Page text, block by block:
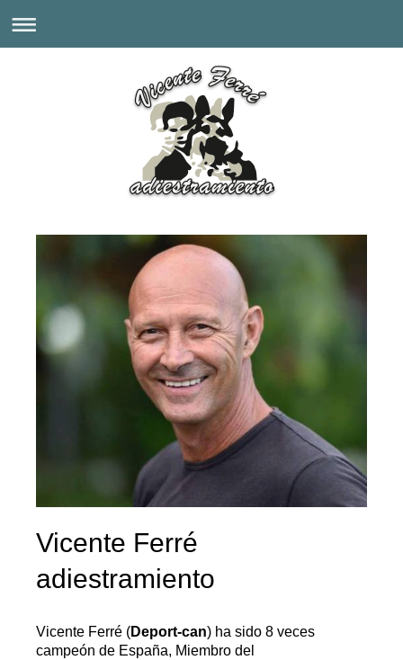
Vicente Ferré
adiestramiento
Vicente Ferré (Deport-can) ha sido 8 veces
campeón de España, Miembro del